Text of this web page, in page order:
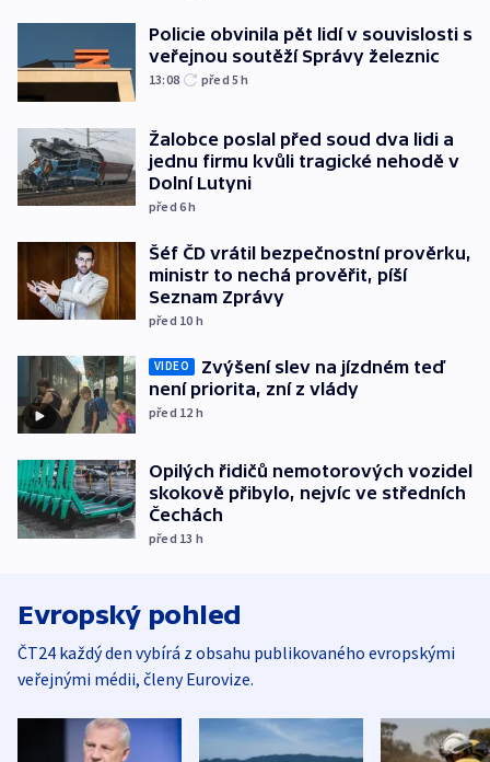
Policie obvinila pět lidí v souvislosti s
veřejnou soutěží Správy železnic
13:08 před 5h
Žalobce poslal před soud dva lidi a
jednu firmu kvůli tragické nehodě v
Dolní Lutyni
před 6h
Šéf ČD vrátil bezpečnostní prověrku,
ministr to nechá prověřit, píší
Seznam Zprávy
před 10 h
VIDEO
Zvýšení slev na jízdném teď
není priorita, zní z vlády
před 12 h
Opilých řidičů nemotorových vozidel
skokově přibylo, nejvíc ve středních
Čechách
před 13 h
Evropský pohled
ČT24 každý den vybírá z obsahu publikovaného evropskými
veřejnými médii, členy Eurovize.